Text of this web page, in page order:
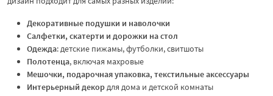
Декоративные подушки и наволочки
Салфетки, скатерти и дорожки на стол
Одежда: детские пижамы, футболки, свитшоты
Полотенца, включая махровые
Мешочки, подарочная упаковка, текстильные аксессуары
Интерьерный декор для дома и детской комнаты